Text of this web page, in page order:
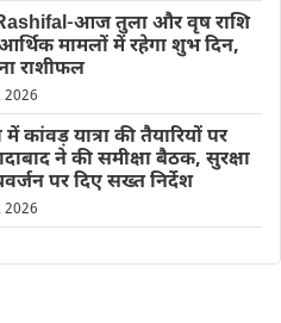
आज तुला और वृष राशि
मामलों में रहेगा शुभ दिन,
राशीफल
2026
कांवड़ यात्रा की तैयारियों पर
ने की समीक्षा बैठक, सुरक्षा
पर दिए सख्त निर्देश
2026